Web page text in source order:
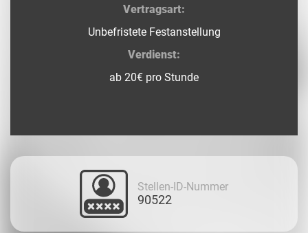
Vertragsart:
Unbefristete Festanstellung
Verdienst:
ab 20€ pro Stunde
Stellen-ID-Nummer
90522